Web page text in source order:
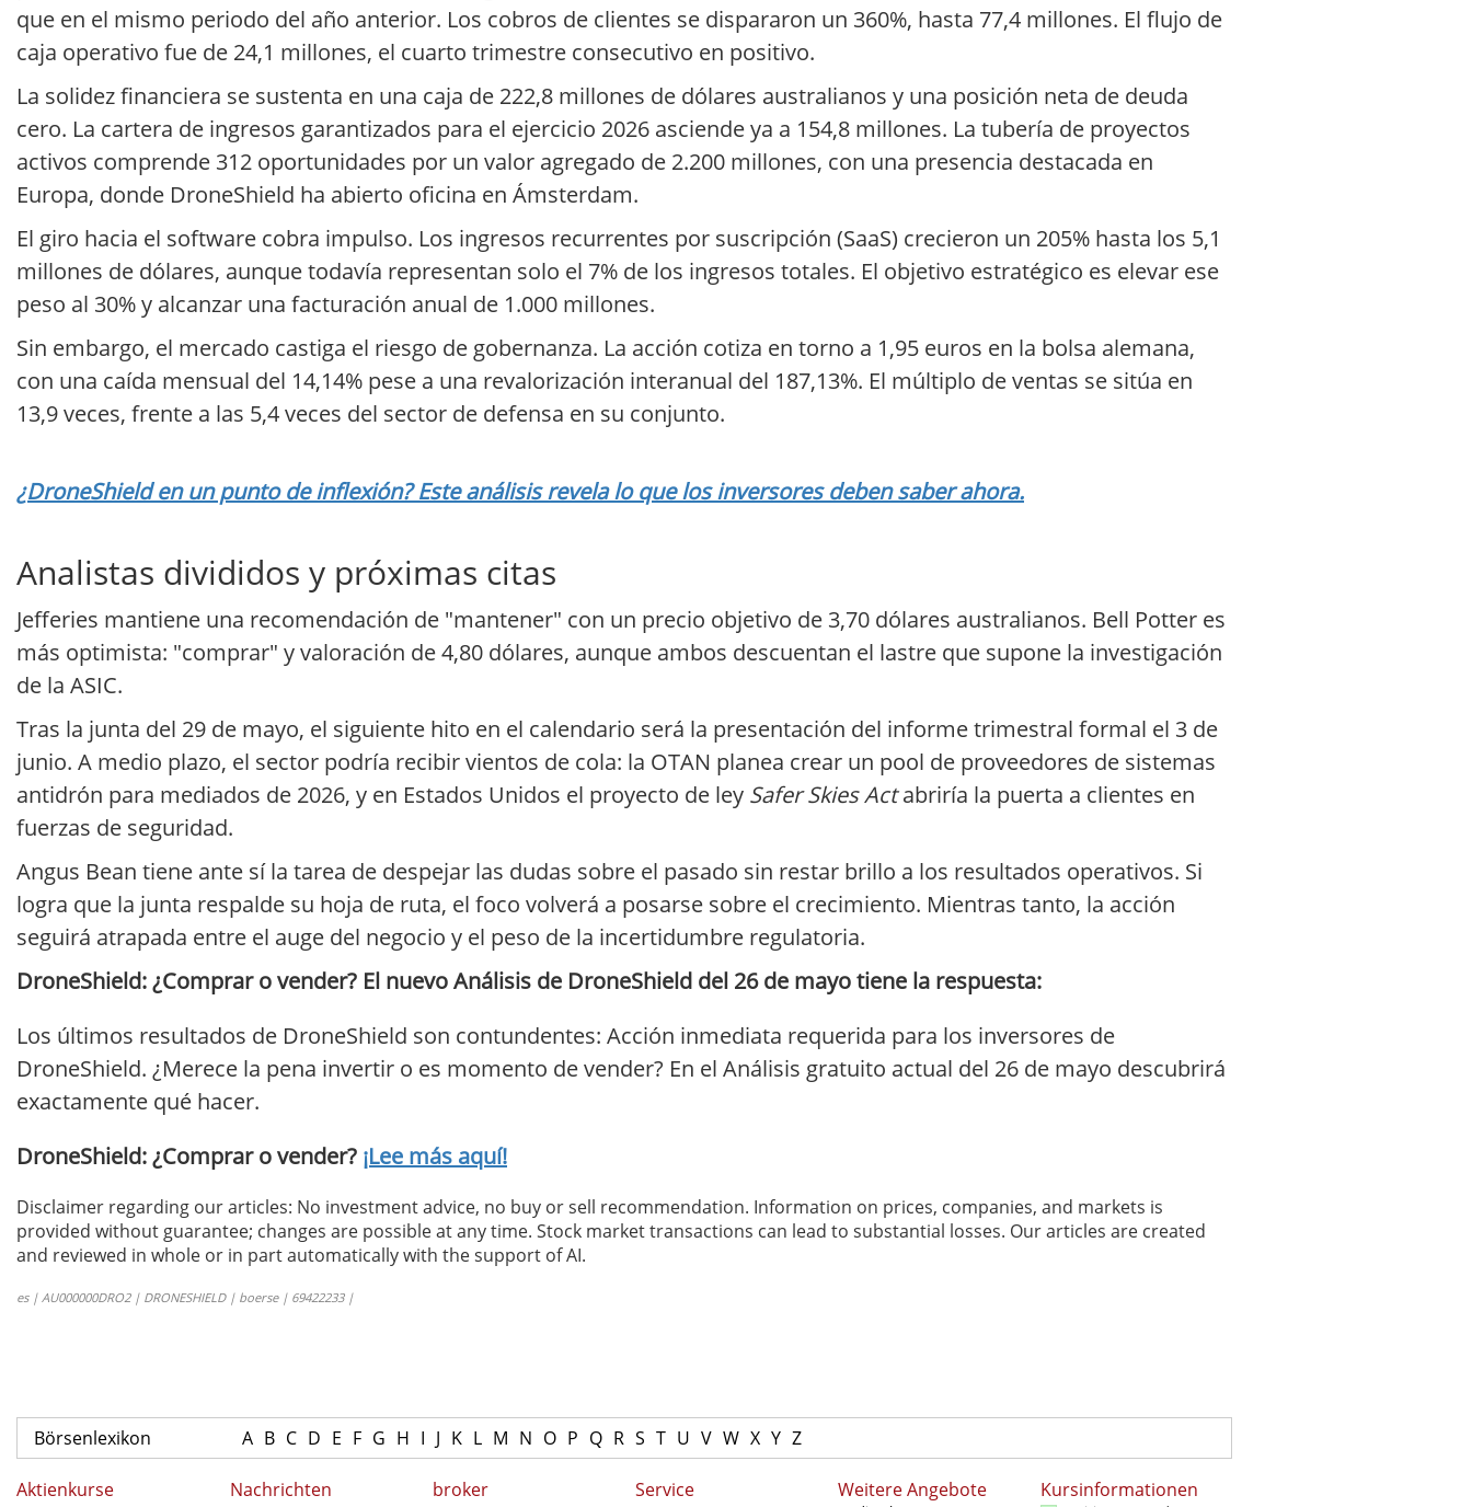
que en el mismo periodo del año anterior. Los cobros de clientes se dispararon un 360%, hasta 77,4 millones. El flujo de
caja operativo fue de 24,1 millones, el cuarto trimestre consecutivo en positivo.
La solidez financiera se sustenta en una caja de 222,8 millones de dólares australianos y una posición neta de deuda
cero. La cartera de ingresos garantizados para el ejercicio 2026 asciende ya a 154,8 millones. La tubería de proyectos
activos comprende 312 oportunidades por un valor agregado de 2.200 millones, con una presencia destacada en
Europa, donde DroneShield ha abierto oficina en Ámsterdam.
El giro hacia el software cobra impulso. Los ingresos recurrentes por suscripción (SaaS) crecieron un 205% hasta los 5,1
millones de dólares, aunque todavía representan solo el 7% de los ingresos totales. El objetivo estratégico es elevar ese
peso al 30% y alcanzar una facturación anual de 1.000 millones.
Sin embargo, el mercado castiga el riesgo de gobernanza. La acción cotiza en torno a 1,95 euros en la bolsa alemana,
con una caída mensual del 14,14% pese a una revalorización interanual del 187,13%. El múltiplo de ventas se sitúa en
13,9 veces, frente a las 5,4 veces del sector de defensa en su conjunto.
¿DroneShield en un punto de inflexión? Este análisis revela lo que los inversores deben saber ahora.
Analistas divididos y próximas citas
Jefferies mantiene una recomendación de "mantener" con un precio objetivo de 3,70 dólares australianos. Bell Potter es
más optimista: "comprar" y valoración de 4,80 dólares, aunque ambos descuentan el lastre que supone la investigación
de la ASIC.
Tras la junta del 29 de mayo, el siguiente hito en el calendario será la presentación del informe trimestral formal el 3 de
junio. A medio plazo, el sector podría recibir vientos de cola: la OTAN planea crear un pool de proveedores de sistemas
antidrón para mediados de 2026, y en Estados Unidos el proyecto de ley Safer Skies Actabriría la puerta a clientes en
fuerzas de seguridad.
Angus Bean tiene ante sí la tarea de despejar las dudas sobre el pasado sin restar brillo a los resultados operativos. Si
logra que la junta respalde su hoja de ruta, el foco volverá a posarse sobre el crecimiento. Mientras tanto, la acción
seguirá atrapada entre el auge del negocio y el peso de la incertidumbre regulatoria.
DroneShield: ¿Comprar o vender? El nuevo Análisis de DroneShield del 26 de mayo tiene la respuesta:
Los últimos resultados de DroneShield son contundentes: Acción inmediata requerida para los inversores de
DroneShield. ¿Merece la pena invertir o es momento de vender? En el Análisis gratuito actual del 26 de mayo descubrirá
exactamente qué hacer.
DroneShield: ¿Comprar o vender? ¡Lee más aquí!
Disclaimer regarding our articles: No investment advice, no buy or sell recommendation. Information on prices, companies, and markets is
provided without guarantee; changes are possible at any time. Stock market transactions can lead to substantial losses. Our articles are created
and reviewed in whole or in part automatically with the support of AI.
es | AU000000DRO2 | DRONESHIELD | boerse | 69422233 |
Börsenlexikon A B C D E F G H I J K L M N O P Q R S T U V W X Y Z
Aktienkurse Nachrichten broker Service Weitere Angebote Kursinformationen